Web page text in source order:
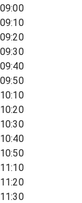
09:00
09:10
09:20
09:30
09:40
09:50
10:10
10:20
10:30
10:40
10:50
11:10
11:20
11:30